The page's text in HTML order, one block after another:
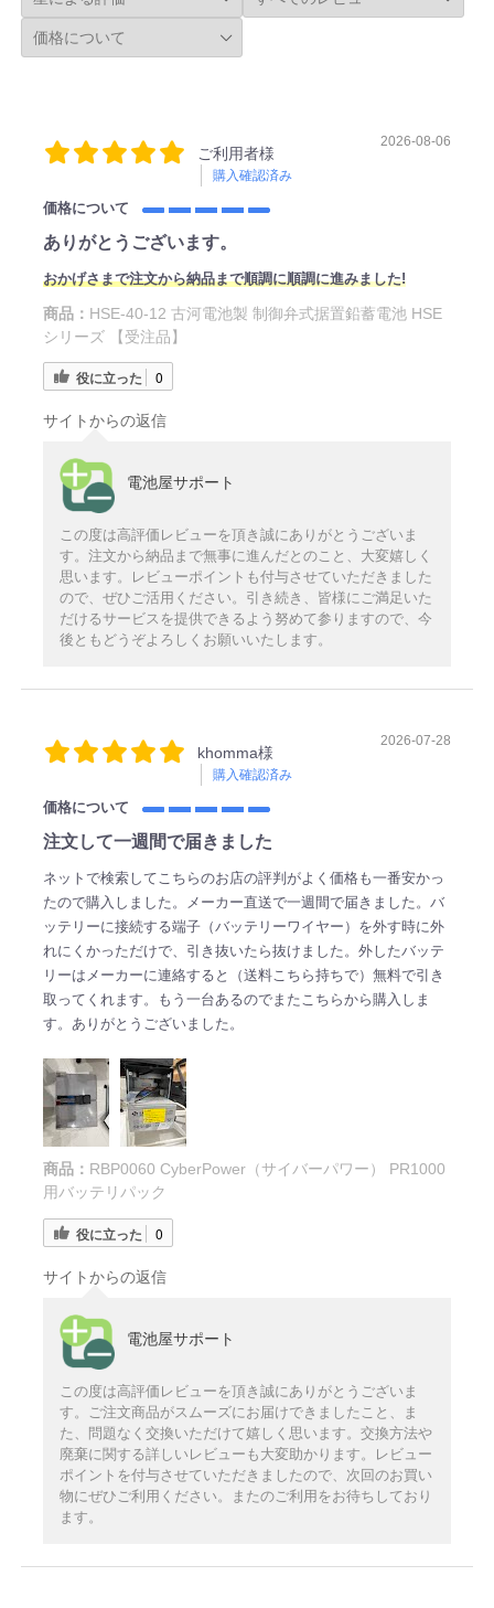
ご利用者様
購入確認済み
2026-08-06
価格について
ありがとうございます。
おかげさまで注文から納品まで順調に順調に進みました!
商品： HSE-40-12 古河電池製 制御弁式据置鉛蓄電池 HSE
シリーズ 【受注品】
役に立った 0
サイトからの返信
電池屋サポート
この度は高評価レビューを頂き誠にありがとうございま
す。注文から納品まで無事に進んだとのこと、大変嬉しく
思います。レビューポイントも付与させていただきました
ので、ぜひご活用ください。引き続き、皆様にご満足いた
だけるサービスを提供できるよう努めて参りますので、今
後ともどうぞよろしくお願いいたします。
khomma様
購入確認済み
2026-07-28
価格について
注文して一週間で届きました
ネットで検索してこちらのお店の評判がよく価格も一番安かっ
たので購入しました。メーカー直送で一週間で届きました。バ
ッテリーに接続する端子（バッテリーワイヤー）を外す時に外
れにくかっただけで、引き抜いたら抜けました。外したバッテ
リーはメーカーに連絡すると（送料こちら持ちで）無料で引き
取ってくれます。もう一台あるのでまたこちらから購入しま
す。ありがとうございました。
商品： RBP0060 CyberPower（サイバーパワー） PR1000
用バッテリパック
役に立った 0
サイトからの返信
電池屋サポート
この度は高評価レビューを頂き誠にありがとうございま
す。ご注文商品がスムーズにお届けできましたこと、ま
た、問題なく交換いただけて嬉しく思います。交換方法や
廃棄に関する詳しいレビューも大変助かります。レビュー
ポイントを付与させていただきましたので、次回のお買い
物にぜひご利用ください。またのご利用をお待ちしており
ます。